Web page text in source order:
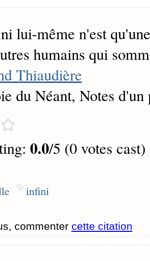
lui-même n'est
humains qui
Thiaudière
du Néant, Notes d'un
0.0/5 (0 votes cast)
infini
commenter cette citation